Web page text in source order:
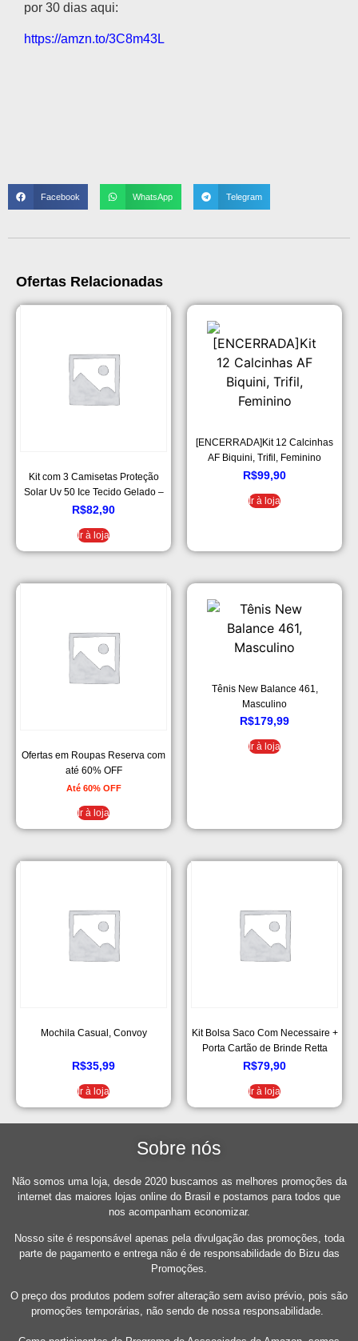
por 30 dias aqui:
https://amzn.to/3C8m43L
Facebook WhatsApp Telegram
Ofertas Relacionadas
Kit com 3 Camisetas Proteção
Solar Uv 50 Ice Tecido Gelado –
Slim Fitness
R$82,90
Ir à loja
[ENCERRADA]Kit 12 Calcinhas
AF Biquini, Trifil, Feminino
R$99,90
Ir à loja
Ofertas em Roupas Reserva com
até 60% OFF
Até 60% OFF
Ir à loja
Tênis New Balance 461,
Masculino
R$179,99
Ir à loja
Mochila Casual, Convoy
R$35,99
Ir à loja
Kit Bolsa Saco Com Necessaire +
Porta Cartão de Brinde Retta
Verde Militar
R$79,90
Ir à loja
Sobre nós
Não somos uma loja, desde 2020 buscamos as melhores promoções da
internet das maiores lojas online do Brasil e postamos para todos que
nos acompanham economizar.
Nosso site é responsável apenas pela divulgação das promoções, toda
parte de pagamento e entrega não é de responsabilidade do Bizu das
Promoções.
O preço dos produtos podem sofrer alteração sem aviso prévio, pois são
promoções temporárias, não sendo de nossa responsabilidade.